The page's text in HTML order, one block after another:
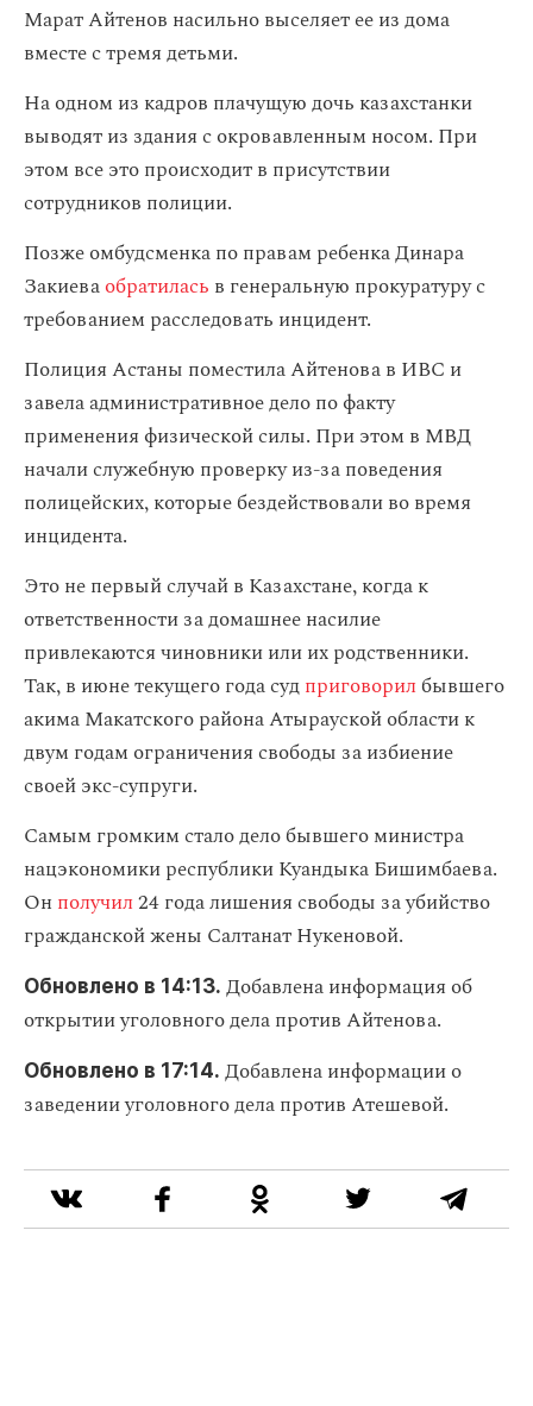
Марат Айтенов насильно выселяет ее из дома
вместе с тремя детьми.
На одном из кадров плачущую дочь казахстанки
выводят из здания с окровавленным носом. При
этом все это происходит в присутствии
сотрудников полиции.
Позже омбудсменка по правам ребенка Динара
Закиеваобратилась в генеральную прокуратуру с
требованием расследовать инцидент.
Полиция Астаны поместила Айтенова в ИВС и
завела административное дело по факту
применения физической силы. При этом в МВД
начали служебную проверку из-за поведения
полицейских, которые бездействовали во время
инцидента.
Это не первый случай в Казахстане, когда к
ответственности за домашнее насилие
привлекаются чиновники или их родственники.
Так, в июне текущего года судприговорилбывшего
акима Макатского района Атырауской области к
двум годам ограничения свободы за избиение
своей экс-супруги.
Самым громким стало дело бывшего министра
нацэкономики республики Куандыка Бишимбаева.
Он получил24 года лишения свободы за убийство
гражданской жены Салтанат Нукеновой.
Обновлено в 14:13. Добавлена информация об
открытии уголовного дела против Айтенова.
Обновлено в 17:14. Добавлена информации о
заведении уголовного дела против Атешевой.